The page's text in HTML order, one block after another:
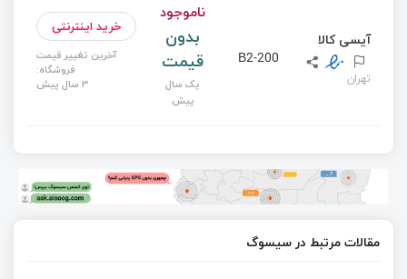
آیسی کالا
تهران
В2-200
ناموجود
بدون
قیمت
یک سال
پیش
خرید اینترنتی
آخرین تغییر قیمت
فروشگاه:
3 سال پیش
مقالات مرتبط در سیسوگ